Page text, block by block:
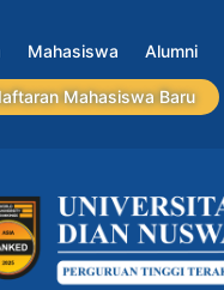
Mahasiswa Alumni
Mahasiswa Baru